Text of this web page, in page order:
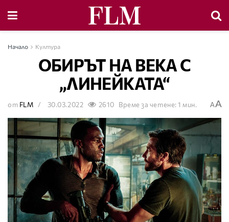
Начало Култура
ОБИРЪТ НА ВЕКА С
„ЛИНЕЙКАТА“
от FLM 30.03.2022 2610 Време за четене: 1 мин. AA